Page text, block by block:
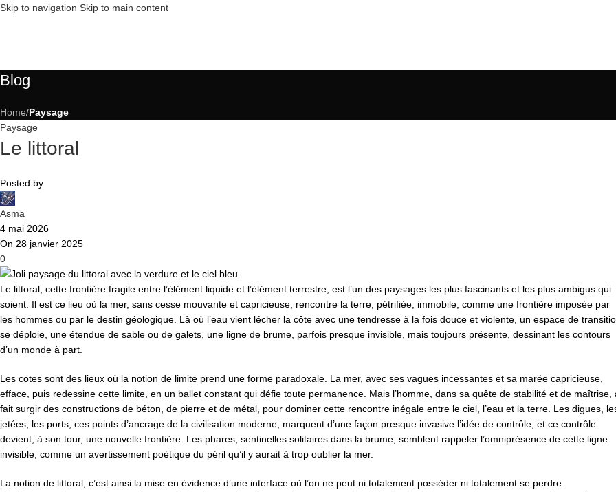
Skip to navigation Skip to main content
Blog
Home/Paysage
Paysage
Le littoral
Posted by
Asma
4 mai 2026
On 28 janvier 2025
0
Le littoral, cette frontière fragile entre l’élément liquide et l’élément terrestre, est l’un des paysages les plus fascinants et les plus ambigus qui
soient. Il est ce lieu où la mer, sans cesse mouvante et capricieuse, rencontre la terre, pétrifiée, immobile, comme une frontière imposée par
les hommes ou par le destin géologique. Là où l’eau vient lécher la côte avec une tendresse à la fois douce et violente, un espace de
se déploie, une étendue de sable ou de galets, une ligne de brume, parfois presque invisible, mais toujours présente, dessinant les contours
d’un monde à part.
Les cotes sont des lieux où la notion de limite prend une forme paradoxale. La mer, avec ses vagues incessantes et sa marée capricieuse,
efface, puis redessine cette limite, en un ballet constant qui défie toute permanence. Mais l’homme, dans sa quête de stabilité et de maîtrise,
fait surgir des constructions de béton, de pierre et de métal, pour dominer cette rencontre inégale entre le ciel, l’eau et la terre. Les digues,
jetées, les ports, ces points d’ancrage de la civilisation moderne, marquent d’une façon presque invasive l’idée de contrôle, et ce contrôle
devient, à son tour, une nouvelle frontière. Les phares, sentinelles solitaires dans la brume, semblent rappeler l’omniprésence de cette ligne
invisible, comme un avertissement poétique du péril qu’il y aurait à trop oublier la mer.
La notion de littoral, c’est ainsi la mise en évidence d’une interface où l’on ne peut ni totalement posséder ni totalement se perdre.